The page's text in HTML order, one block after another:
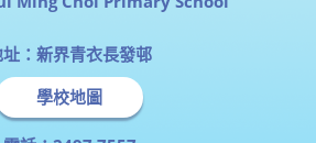
：新界青衣長發邨
學校地圖